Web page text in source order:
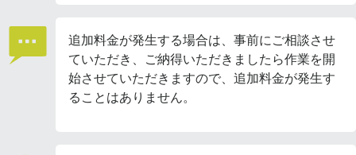
追加料金が発生する場合は、事前にご相談させ
ていただき、ご納得いただきましたら作業を開
始させていただきますので、追加料金が発生す
ることはありません。